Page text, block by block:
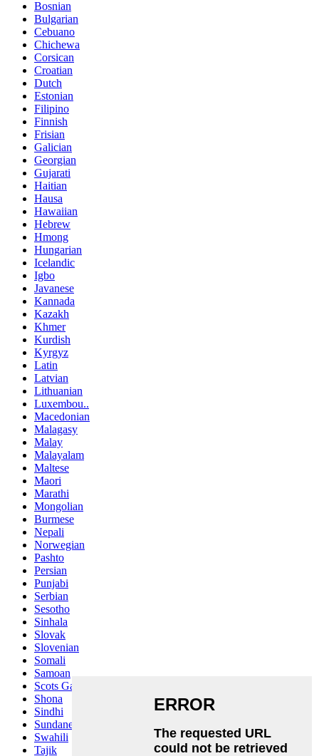
Bosnian
Bulgarian
Cebuano
Chichewa
Corsican
Croatian
Dutch
Estonian
Filipino
Finnish
Frisian
Galician
Georgian
Gujarati
Haitian
Hausa
Hawaiian
Hebrew
Hmong
Hungarian
Icelandic
Igbo
Javanese
Kannada
Kazakh
Khmer
Kurdish
Kyrgyz
Latin
Latvian
Lithuanian
Luxembou..
Macedonian
Malagasy
Malay
Malayalam
Maltese
Maori
Marathi
Mongolian
Burmese
Nepali
Norwegian
Pashto
Persian
Punjabi
Serbian
Sesotho
Sinhala
Slovak
Slovenian
Somali
Samoan
Scots Gaelic
Shona
Sindhi
Sundanese
Swahili
Tajik